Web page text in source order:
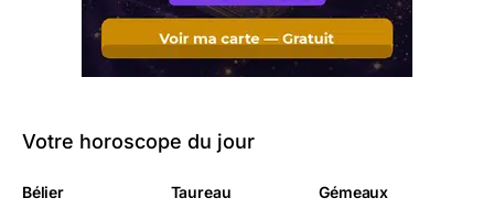
Votre horoscope du jour
Bélier Taureau Gémeaux